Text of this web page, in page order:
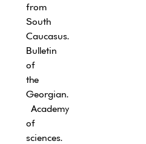
from
South
Caucasus.
Bulletin
of
the
Georgian.
Academy
of
sciences.